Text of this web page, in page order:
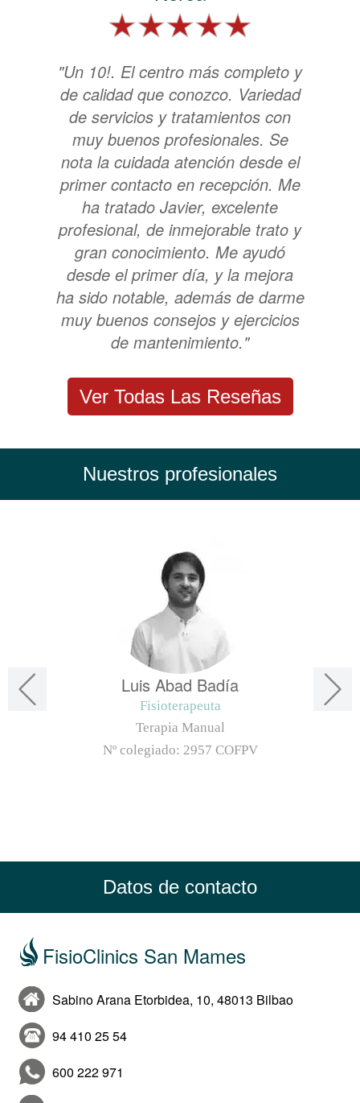
"Un 10!. El centro más completo y
de calidad que conozco. Variedad
de servicios y tratamientos con
muy buenos profesionales. Se
nota la cuidada atención desde el
primer contacto en recepción. Me
ha tratado Javier, excelente
profesional, de inmejorable trato y
gran conocimiento. Me ayudó
desde el primer día, y la mejora
ha sido notable, además de darme
muy buenos consejos y ejercicios
de mantenimiento."
Ver Todas Las Reseñas
Nuestros profesionales
Luis Abad Badía
Fisioterapeuta
Terapia Manual
Nº colegiado: 2957 COFPV
Datos de contacto
FisioClinics San Mames
Sabino Arana Etorbidea, 10, 48013 Bilbao
94 410 25 54
600 222 971